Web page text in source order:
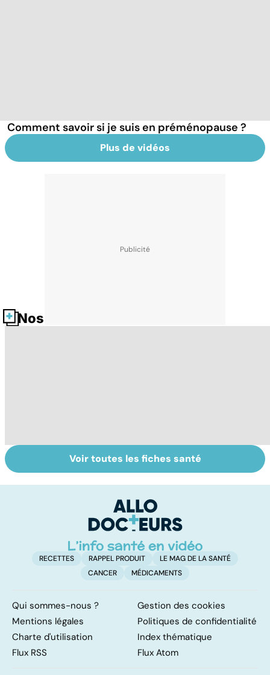
Comment savoir si je suis en préménopause ?
Plus de vidéos
Nos fiches santé
Pneumothorax :
quand l'air
Dérèglement
hormonal : et si
surrénales ?
Voir toutes les fiches santé
RECETTES RAPPEL PRODUIT
LE MAG DE LA SANTÉ
CANCER
MÉDICAMENTS
Qui sommes-nous ?
Gestion des cookies
Mentions légales
Politiques de confidentialité
Charte d'utilisation
Index thématique
Flux RSS
Flux Atom